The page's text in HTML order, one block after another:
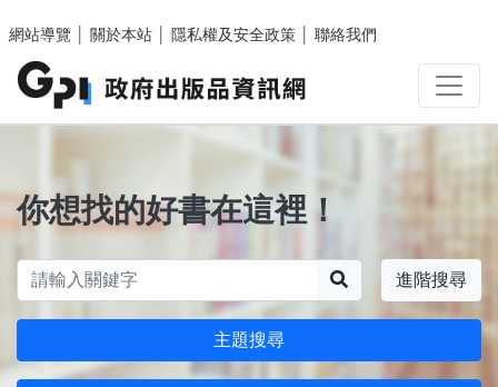
網站導覽
關於本站 隱私權及安全政策 聯絡我們
你想找的好書在這裡！
進階搜尋
主題搜尋